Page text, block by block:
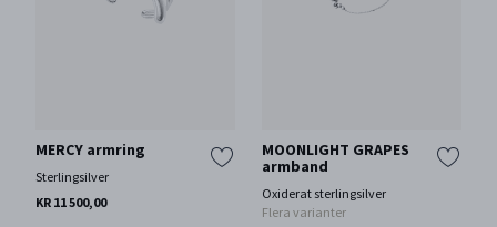
MERCY armring
Sterlingsilver
KR 11 500,00
MOONLIGHT GRAPES
armband
Oxiderat sterlingsilver
Flera varianter